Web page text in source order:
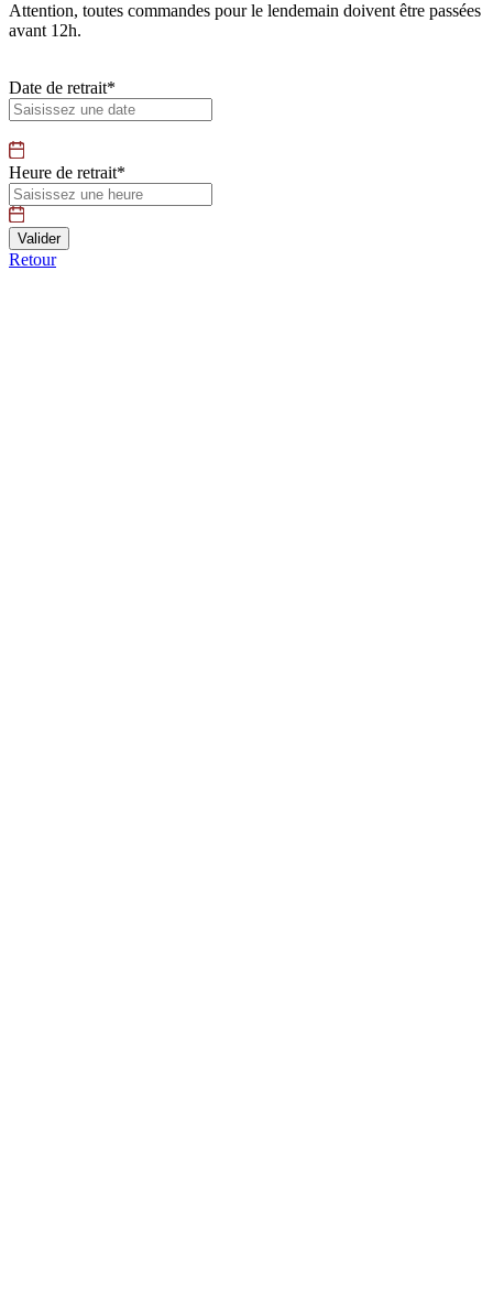
Attention, toutes commandes pour le lendemain doivent être passées
avant 12h.
Date de retrait*
Heure de retrait*
Retour